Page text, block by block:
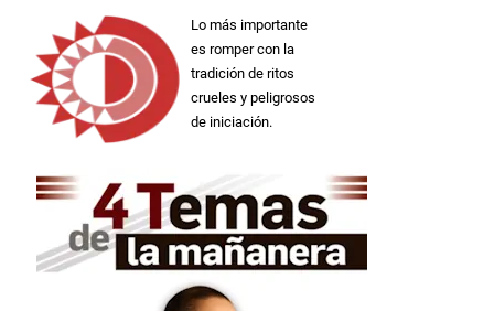
Lo más importante
es romper con la
tradición de ritos
crueles y peligrosos
de iniciación.